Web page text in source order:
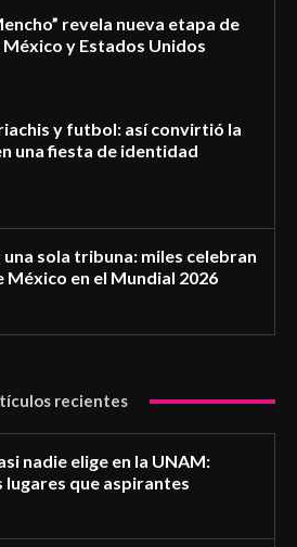
revela nueva etapa de
y Estados Unidos
y futbol: así convirtió la
una fiesta de identidad
sola tribuna: miles celebran
en el Mundial 2026
recientes
nadie elige en la UNAM:
lugares que aspirantes